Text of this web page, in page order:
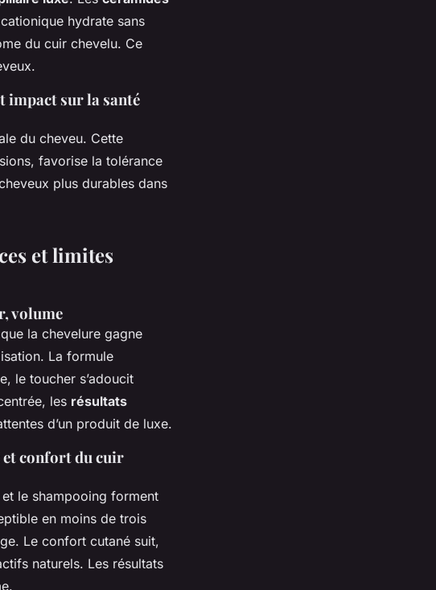
hydrate sans
du cuir chevelu. Ce
impact sur la santé
du cheveu. Cette
favorise la tolérance
plus durables dans
et limites
volume
la chevelure gagne
La formule
le toucher s’adoucit
les résultats
d’un produit de luxe.
confort du cuir
le shampooing forment
en moins de trois
Le confort cutané suit,
naturels. Les résultats